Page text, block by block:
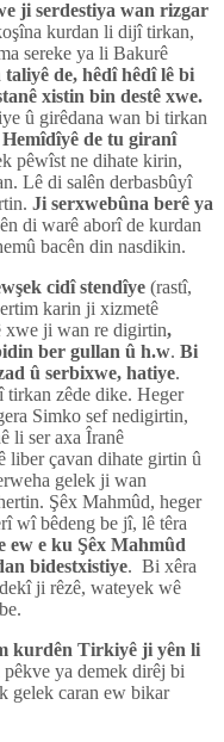
ji serdestiya wan rizgar
kurdan li dijî tirkan,
sereke ya li Bakurê
de, hêdî hêdî lê bi
xistin bin destê xwe.
û girêdana wan bi tirkan
de tu giranî
pêwîst ne dihate kirin,
Lê di salên derbasbûyî
Ji serxwebûna berê ya
di warê aborî de kurdan
bacên din nasdikin.
cidî stendîye (rastî,
karin ji xizmetê
xwe ji wan re digirtin,
ber gullan û h.w. Bi
û serbixwe, hatiye.
tirkan zêde dike. Heger
Simko sef nedigirtin,
li ser axa Îranê
liber çavan dihate girtin û
gelek ji wan
Şêx Mahmûd, heger
wî bêdeng be jî, lê têra
ew e ku Şêx Mahmûd
bidestxistiye. Bi xêra
ji rêzê, wateyek wê
kurdên Tirkiyê ji yên li
pêkve ya demek dirêj bi
gelek caran ew bikar